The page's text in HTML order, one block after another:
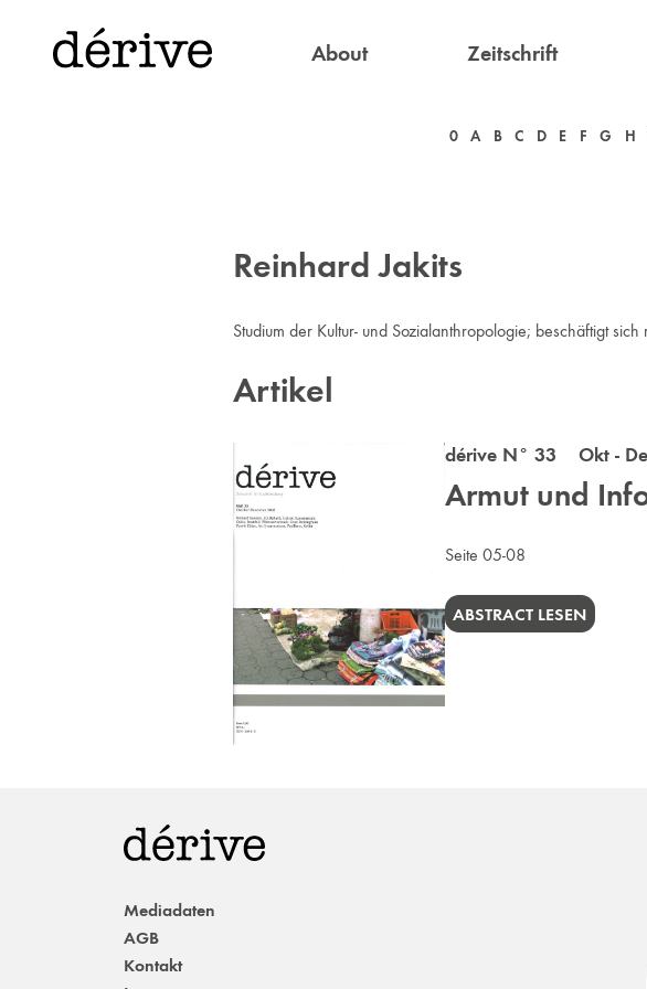
About Zeitschrift
0 A B C D E F G H
Reinhard Jakits
Studium der Kultur- und Sozialanthropologie; beschäftigt
Artikel
dérive N° 33 Okt -
Armut und
Seite 05-08
ABSTRACT LESEN
Mediadaten
AGB
Kontakt